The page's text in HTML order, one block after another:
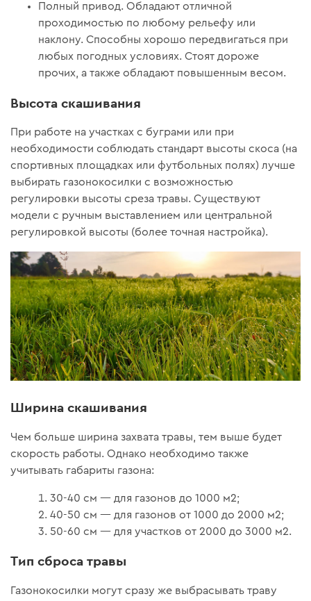
Полный привод. Обладают отличной
проходимостью по любому рельефу или
наклону. Способны хорошо передвигаться при
любых погодных условиях. Стоят дороже
прочих, а также обладают повышенным весом.
Высота скашивания
При работе на участках с буграми или при
необходимости соблюдать стандарт высоты скоса (на
спортивных площадках или футбольных полях) лучше
выбирать газонокосилки с возможностью
регулировки высоты среза травы. Существуют
модели с ручным выставлением или центральной
регулировкой высоты (более точная настройка).
Ширина скашивания
Чем больше ширина захвата травы, тем выше будет
скорость работы. Однако необходимо также
учитывать габариты газона:
30-40 см — для газонов до 1000 м2;
40-50 см — для газонов от 1000 до 2000 м2;
50-60 см — для участков от 2000 до 3000 м2.
Тип сброса травы
Газонокосилки могут сразу же выбрасывать траву